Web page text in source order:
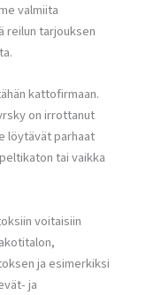
valmiita
reilun tarjouksen
kattofirmaan.
on irrottanut
löytävät parhaat
tai vaikka
voitaisiin
ja esimerkiksi
ja